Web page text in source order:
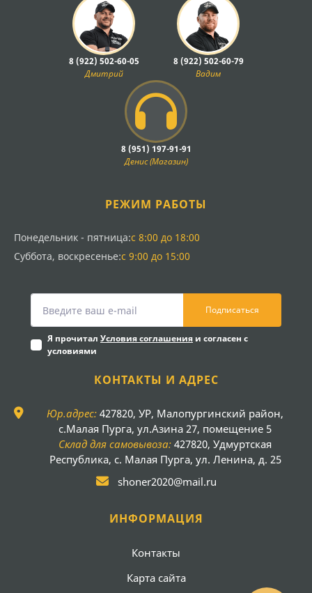
8 (922) 502-60-05
Дмитрий
8 (922) 502-60-79
Вадим
8 (951) 197-91-91
Денис (Магазин)
РЕЖИМ РАБОТЫ
Понедельник - пятница:с 8:00 до 18:00
Суббота, воскресенье:с 9:00 до 15:00
Подписаться
Я прочитал Условия соглашения и согласен с
условиями
КОНТАКТЫ И АДРЕС
Юр.адрес: 427820, УР, Малопургинский район,
с.Малая Пурга, ул.Азина 27, помещение 5
Склад для самовывоза: 427820, Удмуртская
Республика, с. Малая Пурга, ул. Ленина, д. 25
shoner2020@mail.ru
ИНФОРМАЦИЯ
Контакты
Карта сайта